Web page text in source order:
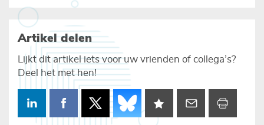
Artikel delen
Lijkt dit artikel iets voor uw vrienden of collega’s?
Deel het met hen!